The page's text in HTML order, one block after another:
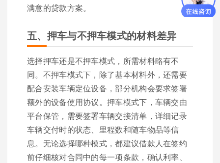
满意的贷款方案。
五、押车与不押车模式的材料差异
选择押车还是不押车模式，所需材料略有不
同。不押车模式下，除了基本材料外，还需要
配合安装车辆定位设备，部分机构会要求签署
额外的设备使用协议。押车模式下，车辆交由
平台保管，需要签署车辆交接清单，详细记录
车辆交付时的状态、里程数和随车物品等信
息。无论选择哪种模式，都建议借款人在签约
前仔细核对合同中的每一项条款，确认利率、